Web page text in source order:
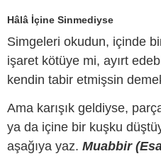
Hâlâ İçine Sinmediyse
Simgeleri okudun, içinde
işaret kötüye mi, ayırt
kendin tabir etmişsin
Ama karışık geldiyse,
ya da içine bir kuşku
aşağıya yaz. Muabbir